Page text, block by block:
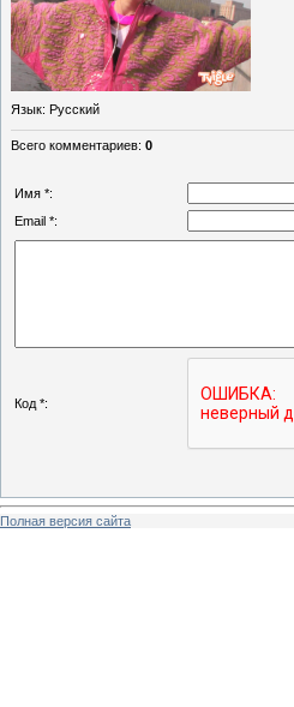
Язык: Русский
Всего комментариев: 0
Имя *:
Email *:
Код *:
Полная версия сайта